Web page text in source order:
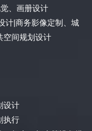
、画册设计
计|商务影像定制、城
空间规划设计
设计
执行